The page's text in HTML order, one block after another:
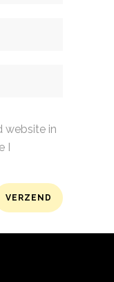
website in
I